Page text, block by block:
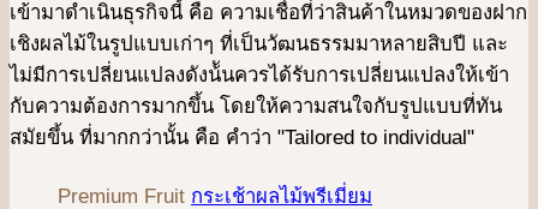
เข้ามาดําเนินธุรกิจนี้ คือ ความเชื่อที่ว่าสินค้าในหมวดของฝาก
เชิงผลไม้ในรูปแบบเก่าๆ ที่เป็นวัฒนธรรมมาหลายสิบปี และ
ไม่มีการเปลี่ยนแปลงดังน้ันควรได้รับการเปลี่ยนแปลงให้เข้า
กับความต้องการมากขึ้น โดยให้ความสนใจกับรูปแบบที่ทัน
สมัยขึ้น ที่มากกว่านั้น คือ คําว่า "Tailored to individual"
Premium Fruit กระเช้าผลไม้พรีเมี่ยม